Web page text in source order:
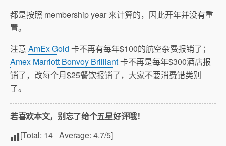
都是按照 membership year 来计算的，因此开年并没有重
置。
注意 AmEx Gold 卡不再有每年$100的航空杂费报销了；
Amex Marriott Bonvoy Brilliant卡不再是每年$300酒店报
销了，改每个月$25餐饮报销了，大家不要消费错类别
了。
若喜欢本文，别忘了给个五星好评哦！
[Total: 14 Average: 4.7/5]